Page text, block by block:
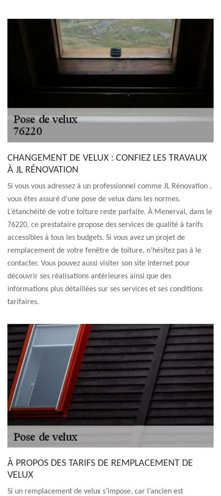
CHANGEMENT DE VELUX : CONFIEZ LES TRAVAUX
À JL RÉNOVATION
Si vous vous adressez à un professionnel comme JL Rénovation ,
vous êtes assuré d’une pose de velux dans les normes.
L’étanchéité de votre toiture reste parfaite. À Menerval, dans le
76220, ce prestataire propose des services de qualité à tarifs
accessibles à tous les budgets. Si vous avez un projet de
remplacement de votre fenêtre de toiture, n’hésitez pas à le
contacter. Vous pouvez aussi visiter son site internet pour
découvrir ses réalisations antérieures ainsi que des
informations plus détaillées sur ses services et ses conditions
tarifaires.
À PROPOS DES TARIFS DE REMPLACEMENT DE
VELUX
Si un remplacement de velux s’impose, car l’ancien est